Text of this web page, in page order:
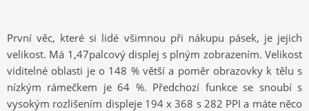
První věc, které si lidé všimnou při nákupu pásek, je jejich
velikost. Má 1,47palcový displej s plným zobrazením. Velikost
viditelné oblasti je o 148 % větší a poměr obrazovky k tělu s
nízkým rámečkem je 64 %. Předchozí funkce se snoubí s
vysokým rozlišením displeje 194 x 368 s 282 PPI a máte něco